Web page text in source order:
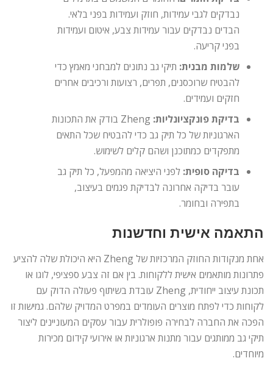
נבדקים לגבי עמידות, חוזק ועמידות בפני בלאי.
הבדים נבדקים עבור עמידות צבע, איטום ועמידות
בפני קריעה.
שלמות מבנית: תיקי גב נתונים למבחני מאמץ כדי
להבטיח שרוכסנים, תפרים, רצועות ורכיבים אחרים
חזקים ועמידים.
בדיקת פונקציונליות:
Zheng בודק את התכונות
הארגוניות של כל תיק גב כדי להבטיח שכל התאים
מתפקדים כמתוכנן ושהם קלים לשימוש.
בדיקה סופית: לפני היציאה מהמפעל, כל תיק גב
עובר בדיקה אחרונה לבדיקת פגמים בעיצוב,
בתפירה ובחומר.
התאמה אישית וחדשנות
אחת מנקודות החוזק המרכזיות של Zheng היא היכולת שלה להציע
פתרונות מותאמים אישית ללקוחות. בין אם זה צבע ספציפי, לוגו או
תכונת עיצוב ייחודית, Zheng עובדת בשיתוף פעולה הדוק עם
לקוחות כדי לפתח מוצרים העומדים במפרט המדויק שלהם. גמישות זו
הפכה את החברה לבחירה פופולרית עבור עסקים המעוניינים ליצור
תיקי גב ממותגים עבור מתנות ארגוניות או אירועי קידום מכירות
מיוחדים.